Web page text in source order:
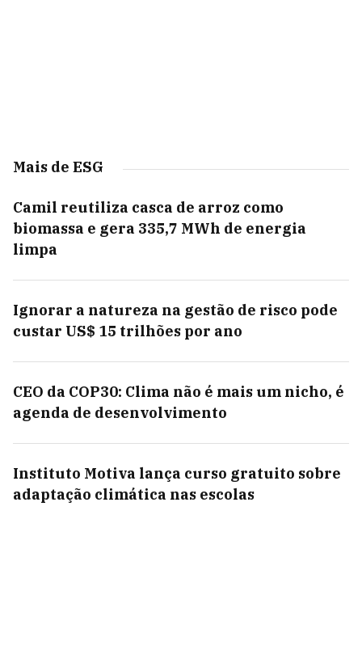
Mais de ESG
Camil reutiliza casca de arroz como
biomassa e gera 335,7 MWh de energia
limpa
Ignorar a natureza na gestão de risco pode
custar US$ 15 trilhões por ano
CEO da COP30: Clima não é mais um nicho, é
agenda de desenvolvimento
Instituto Motiva lança curso gratuito sobre
adaptação climática nas escolas